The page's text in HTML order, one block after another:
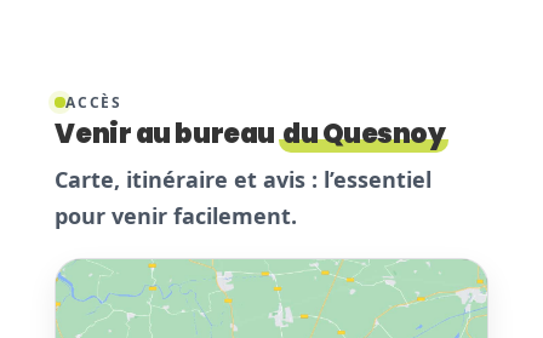
ACCÈS
Venir au bureaudu Quesnoy
Carte, itinéraire et avis : l’essentiel
pour venir facilement.